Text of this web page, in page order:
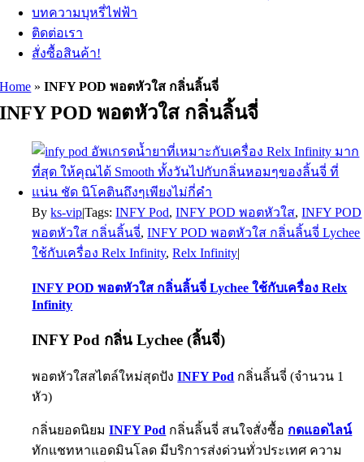
บทความบุหรี่ไฟฟ้า
ติดต่อเรา
สั่งซื้อสินค้า!
Home »INFY POD พอตหัวใส กลิ่นลิ้นจี่
INFY POD พอตหัวใส กลิ่นลิ้นจี่
Byks-vip|Tags:INFY Pod,INFY POD พอตหัวใส,INFY POD
พอตหัวใส กลิ่นลิ้นจี่,INFY POD พอตหัวใส กลิ่นลิ้นจี่ Lychee
ใช้กับเครื่อง Relx Infinity,Relx Infinity|
INFY POD พอตหัวใส กลิ่นลิ้นจี่ Lychee ใช้กับเครื่อง Relx
Infinity
INFY Pod กลิ่น Lychee (ลิ้นจี่)
พอตหัวใสสไตล์ใหม่สุดปังINFY Pod กลิ่นลิ้นจี่ (จำนวน 1
หัว)
กลิ่นยอดนิยมINFY Pod กลิ่นลิ้นจี่ สนใจสั่งซื้อ กดแอดไลน์
ทักแชทหาแอดมินโลด มีบริการส่งด่วนทั่วประเทศ ความ